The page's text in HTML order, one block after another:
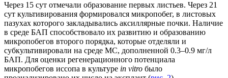
Через 15 сут отмечали образование первых листьев. Через 21
сут культивирования формировался микропобег, в листовых
пазухах которого закладывались аксиллярные почки. Наличие
в среде БАП способствовало их развитию и образованию
микропобегов второго порядка, которые отделяли и
субкультивировали на среде МС, дополненной 0.3–0.9 мг/л
БАП. Для оценки регенерационного потенциала
микропобегов иссопа в культуре in vitro было